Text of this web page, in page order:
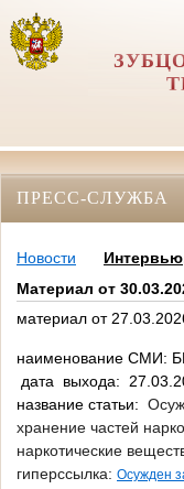
ПРЕСС-СЛУЖБА
Новости
Материал от
материал от
наименование СМИ:
дата выхода:
название статьи:
хранение частей
наркотические
гиперссылка: Осужден